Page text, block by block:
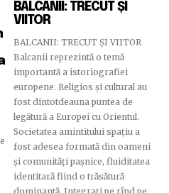
BALCANII: TRECUT ȘI
VIITOR
BALCANII: TRECUT ȘI VIITOR
Balcanii reprezintă o temă
importantă a istoriografiei
europene. Religios și cultural au
fost dintotdeauna puntea de
legătură a Europei cu Orientul.
Societatea amintitului spațiu a
fost adesea formată din oameni
și comunități pașnice, fluiditatea
identitară fiind o trăsătură